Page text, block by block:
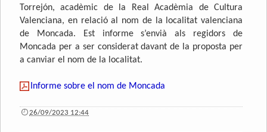
Torrejón, acadèmic de la Real Acadèmia de Cultura
Valenciana, en relació al nom de la localitat valenciana
de Moncada. Est informe s’envià als regidors de
Moncada per a ser considerat davant de la proposta per
a canviar el nom de la localitat.
Informe sobre el nom de Moncada
26/09/2023 12:44